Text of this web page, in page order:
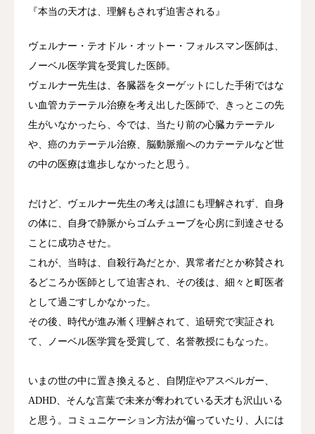
『本当の天才は、理解もされず迫害される』
ヴェルナー・テオドル・オットー・フォルスマン医師は、
ノーベル医学賞を受賞した医師。
ヴェルナー先生は、各臓器をターゲットにした手術ではな
い血管カテーテル治療を考え出した医師で、きっとこの先
生がいなかったら、今では、当たり前の心臓カテーテル
や、癌のカテーテル治療、脳動脈瘤へのカテーテルなど世
の中の医療は進歩しなかったと思う。
だけど、ヴェルナー先生の考えは誰にも理解されず、自身
の体に、自身で静脈からゴムチューブを心房に到達させる
ことに成功させた。
これが、当時は、自殺行為だとか、異常者だとか称賛され
るどころか医師として迫害され、その後は、細々と町医者
として過ごすしかなかった。
その後、時代が進み漸く理解されて、追研究で実証され
て、ノーベル医学賞を受賞して、名誉教授にもなった。
いまの世の中に置き換えると、自閉症やアスペルガー、
ADHD、そんな言葉で未来が奪われている天才も沢山いる
と思う。コミュニケーション方法が偏っていたり、人には